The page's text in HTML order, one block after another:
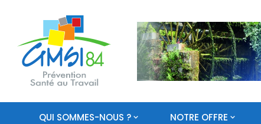
QUI SOMMES-NOUS ? NOTRE OFFRE